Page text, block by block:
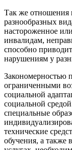
Так же отношения
разнообразных
настороженное
инвалидам,
способно
нарушениям у
Закономерностью
ограниченными
социальной
социальной
специальные
технические
обучения, а